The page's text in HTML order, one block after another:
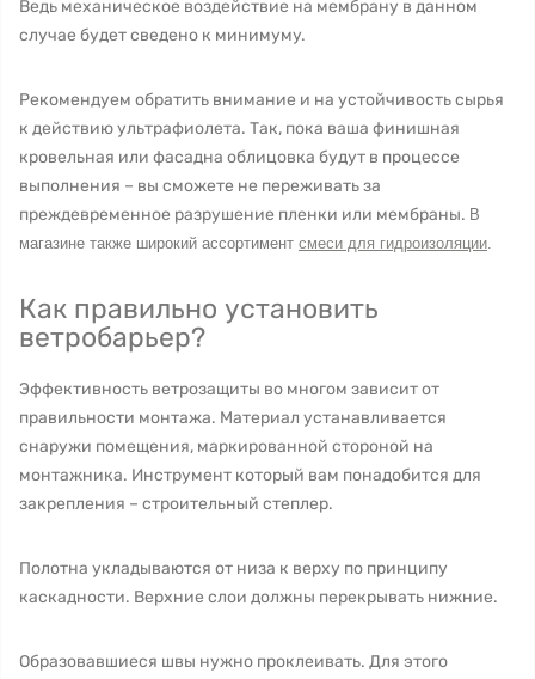
Ведь механическое воздействие на мембрану в данном
случае будет сведено к минимуму.
Рекомендуем обратить внимание и на устойчивость сырья
к действию ультрафиолета. Так, пока ваша финишная
кровельная или фасадна облицовка будут в процессе
выполнения – вы сможете не переживать за
преждевременное разрушение пленки или мембраны. В
магазине также широкий ассортимент смеси для гидроизоляции.
Как правильно установить
ветробарьер?
Эффективность ветрозащиты во многом зависит от
правильности монтажа. Материал устанавливается
снаружи помещения, маркированной стороной на
монтажника. Инструмент который вам понадобится для
закрепления – строительный степлер.
Полотна укладываются от низа к верху по принципу
каскадности. Верхние слои должны перекрывать нижние.
Образовавшиеся швы нужно проклеивать. Для этого